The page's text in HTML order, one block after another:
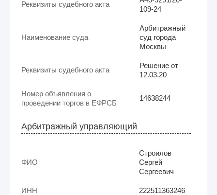
Реквизиты судебного акта
109-24
Наименование суда
Арбитражный
суд города
Москвы
Реквизиты судебного акта
Решение от
12.03.20
Номер объявления о
проведении торгов в ЕФРСБ
14638244
Арбитражный управляющий
ФИО
Строилов
Сергей
Сергеевич
ИНН 222511363246